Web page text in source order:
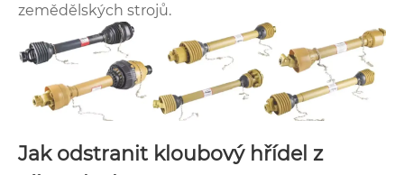
zemědělských strojů.
Jak odstranit kloubový hřídel z